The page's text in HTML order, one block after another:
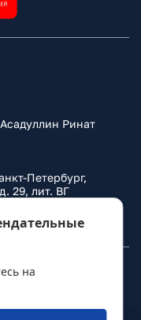
Ринат
Петербург,
29, лит. ВГ
на